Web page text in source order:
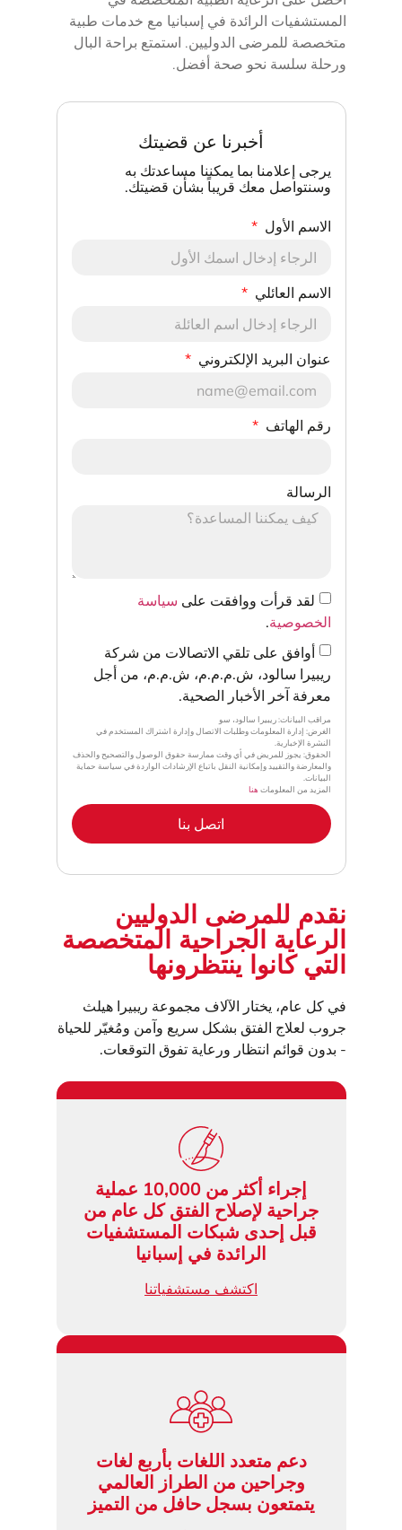
المستشفيات الرائدة في إسبانيا مع خدمات طبية
متخصصة للمرضى الدوليين. استمتع براحة البال
ورحلة سلسة نحو صحة أفضل.
أخبرنا عن قضيتك
يرجى إعلامنا بما يمكننا مساعدتك به
وسنتواصل معك قريباً بشأن قضيتك.
الاسم الأول
الاسم العائلي
عنوان البريد الإلكتروني
رقم الهاتف
الرسالة
لقد قرأت ووافقت على سياسة
الخصوصية.
أوافق على تلقي الاتصالات من شركة
ريبيرا سالود، ش.م.م.م، ش.م.م، من أجل
معرفة آخر الأخبار الصحية.
مراقب البيانات: ريبيرا سالود، سو
الغرض: إدارة المعلومات وطلبات الاتصال وإدارة اشتراك المستخدم في
النشرة الإخبارية.
الحقوق: يجوز للمريض في أي وقت ممارسة حقوق الوصول والتصحيح والحذف
والمعارضة والتقييد وإمكانية النقل باتباع الإرشادات الواردة في سياسة حماية
البيانات.
المزيد من المعلومات هنا
اتصل بنا
نقدم للمرضى الدوليين
الرعاية الجراحية المتخصصة
التي كانوا ينتظرونها
في كل عام، يختار الآلاف مجموعة ريبيرا هيلث
جروب لعلاج الفتق بشكل سريع وآمن ومُغيّر للحياة
- بدون قوائم انتظار ورعاية تفوق التوقعات.
إجراء أكثر من 10,000 عملية
جراحية لإصلاح الفتق كل عام من
قبل إحدى شبكات المستشفيات
الرائدة في إسبانيا
اكتشف مستشفياتنا
دعم متعدد اللغات بأربع لغات
وجراحين من الطراز العالمي
يتمتعون بسجل حافل من التميز